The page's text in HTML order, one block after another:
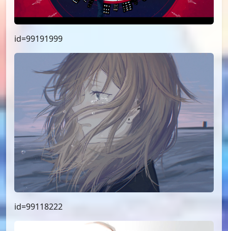
id=99191999
id=99118222